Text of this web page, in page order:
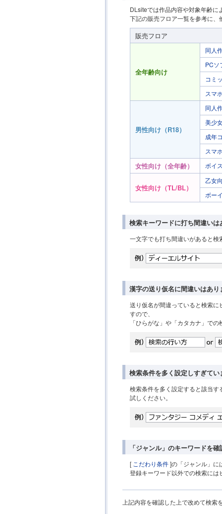
DLsiteでは作品内容や対象年齢に
下記の販売フロア一覧を参考に
販売フロア
全年齢向け
同人
PCソ
コミ
スマ
男性向け（R18）
同人
美少
成年
スマ
女性向け（全年齢） ボイ
女性向け（TL/BL）
乙女
ボー
検索キーワードに打ち間違い
一文字でも打ち間違いがあると
漢字の送り仮名に間違いはあり
送り仮名が間違っていると検索
すので、
「ひらがな」や「カタカナ」で
検索条件を多く設定しすぎてい
検索条件を多く設定すると該当
試しください。
「ジャンル」のキーワードを
[ こだわり条件]の「ジャンル」に
登録キーワード以外での検索に
上記内容を確認した上で改めて検